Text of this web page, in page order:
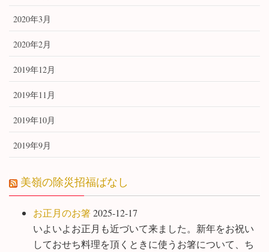
2020年3月
2020年2月
2019年12月
2019年11月
2019年10月
2019年9月
美嶺の除災招福ばなし
お正月のお箸2025-12-17
いよいよお正月も近づいて来ました。新年をお祝い
しておせち料理を頂くときに使うお箸について、ち